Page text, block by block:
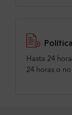
Hasta 24
24 horas o